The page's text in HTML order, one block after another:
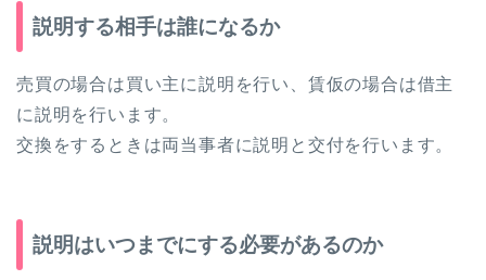
説明する相手は誰になるか
売買の場合は買い主に説明を行い、賃仮の場合は借主
に説明を行います。
交換をするときは両当事者に説明と交付を行います。
説明はいつまでにする必要があるのか